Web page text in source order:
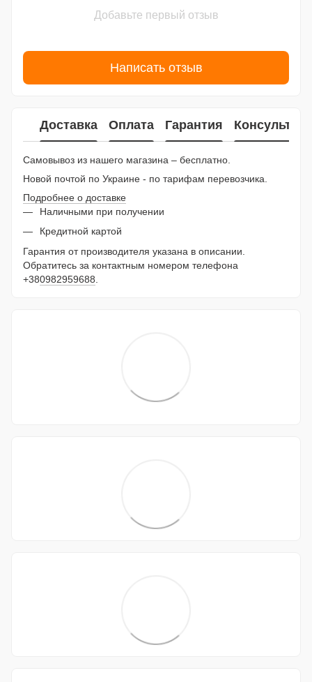
Добавьте первый отзыв
Написать отзыв
Доставка Оплата Гарантия
Самовывоз из нашего магазина – бесплатно.
Новой почтой по Украине - по тарифам перевозчика.
Подробнее о доставке
Наличными при получении
Кредитной картой
Гарантия от производителя указана в описании.
Обратитесь за контактным номером телефона
+380982959688